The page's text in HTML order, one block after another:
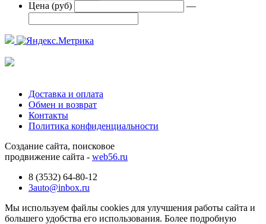
Цена (руб) —
Доставка и оплата
Обмен и возврат
Контакты
Политика конфиденциальности
Создание сайта, поисковое
продвижение сайта - web56.ru
8 (3532) 64-80-12
3auto@inbox.ru
Мы используем файлы cookies для улучшения работы сайта и
большего удобства его использования. Более подробную